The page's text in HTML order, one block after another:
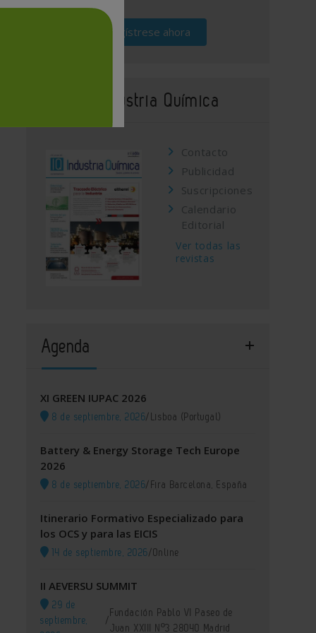
Regístrese ahora
Revista Industria Química
Contacto
Publicidad
Suscripciones
Calendario
Editorial
Ver todas las
revistas
Agenda
XI GREEN IUPAC 2026
8 de septiembre, 2026/Lisboa (Portugal)
Battery & Energy Storage Tech Europe
2026
8 de septiembre, 2026/Fira Barcelona, España
Itinerario Formativo Especializado para
los OCS y para las EICIS
14 de septiembre, 2026/Online
II AEVERSU SUMMIT
29 de
septiembre,
/
Fundación Pablo VI Paseo de
Juan XXIII Nº3 28040 Madrid